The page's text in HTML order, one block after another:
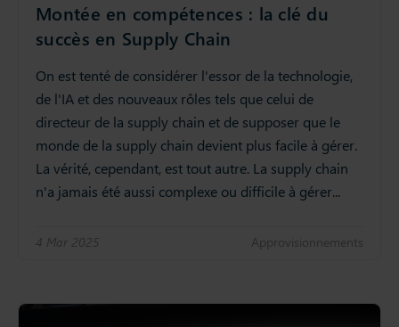
Montée en compétences : la clé du
succès en Supply Chain
On est tenté de considérer l'essor de la technologie,
de l'IA et des nouveaux rôles tels que celui de
directeur de la supply chain et de supposer que le
monde de la supply chain devient plus facile à gérer.
La vérité, cependant, est tout autre. La supply chain
n'a jamais été aussi complexe ou difficile à gérer...
4 Mar 2025 Approvisionnements